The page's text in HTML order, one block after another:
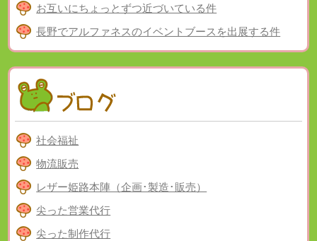
お互いにちょっとずつ近づいている件
長野でアルファネスのイベントブースを出展する件
社会福祉
物流販売
レザー姫路本陣（企画･製造･販売）
尖った営業代行
尖った制作代行